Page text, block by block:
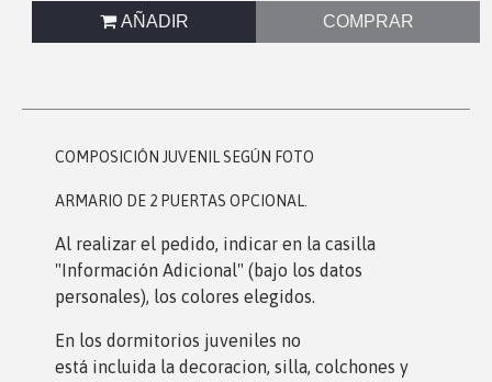
AÑADIR COMPRAR
COMPOSICIÓN JUVENIL SEGÚN FOTO
ARMARIO DE 2 PUERTAS OPCIONAL.
Al realizar el pedido, indicar en la casilla
"Información Adicional" (bajo los datos
personales), los colores elegidos.
En los dormitorios juveniles no
está incluida la decoracion, silla, colchones y